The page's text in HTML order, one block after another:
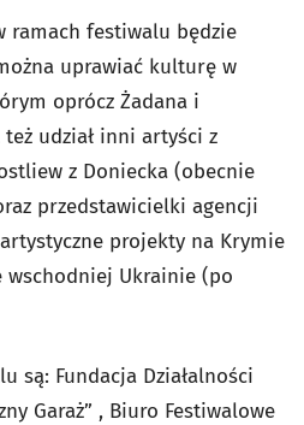
ramach festiwalu będzie
uprawiać kulturę w
oprócz Żadana i
udział inni artyści z
z Doniecka (obecnie
przedstawicielki agencji
projekty na Krymie
wschodniej Ukrainie (po
są: Fundacja Działalności
Garaż” , Biuro Festiwalowe